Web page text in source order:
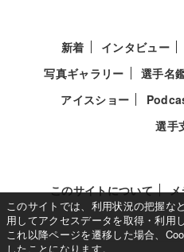
新着 インタビュー
写真ギャラリー
選手名
アイスショー
選手
このサイトについて メ
このサイトでは、利用状況の把握な
用してアクセスデータを取得・利用
これ以降ページを遷移した場合、
したことになります。